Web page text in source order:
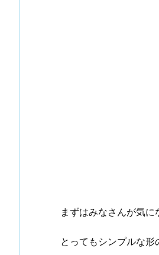
まずはみなさんが気に
とってもシンプルな形